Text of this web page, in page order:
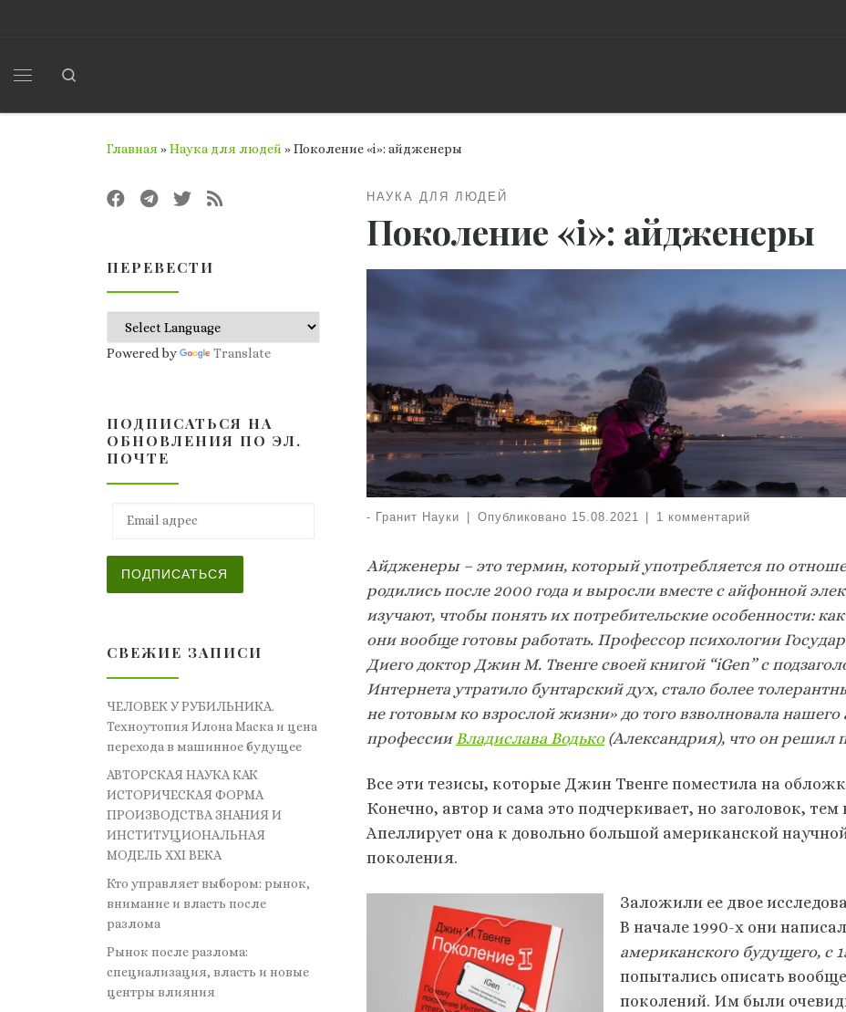
Главная »Наука для людей »Поколение «i»: айдженеры
НАУКА ДЛЯ ЛЮДЕЙ
Поколение «i»: айдженеры
- Гранит Науки Опубликовано 15.08.2021 1 комментарий
Айдженеры – это термин, который употребляется по
родились после 2000 года и выросли вместе с айфонной
изучают, чтобы понять их потребительские особенности:
они вообще готовы работать. Профессор психологии
Диего доктор Джин М. Твенге своей книгой “iGen” с
Интернета утратило бунтарский дух, стало более
не готовым ко взрослой жизни» до того взволновала нашего
профессии Владислава Водько(Александрия), что он решил
Все эти тезисы, которые Джин Твенге поместила на
Конечно, автор и сама это подчеркивает, но заголовок, тем
Апеллирует она к довольно большой американской
поколения.
Заложили ее двое
В начале 1990-х они
американского будущего, с
попытались описать
поколений. Им были
ПЕРЕВЕСТИ
Powered by Translate
ПОДПИСАТЬСЯ НА
ОБНОВЛЕНИЯ ПО ЭЛ.
ПОЧТЕ
ПОДПИСАТЬСЯ
СВЕЖИЕ ЗАПИСИ
ЧЕЛОВЕК У РУБИЛЬНИКА.
Техноутопия Илона Маска и цена
перехода в машинное будущее
АВТОРСКАЯ НАУКА КАК
ИСТОРИЧЕСКАЯ ФОРМА
ПРОИЗВОДСТВА ЗНАНИЯ И
ИНСТИТУЦИОНАЛЬНАЯ
МОДЕЛЬ XXI ВЕКА
Кто управляет выбором: рынок,
внимание и власть после
разлома
Рынок после разлома:
специализация, власть и новые
центры влияния